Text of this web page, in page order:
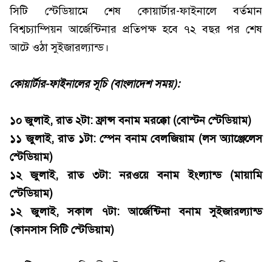
সিটি স্টেডিয়ামে শেষ কোয়ার্টার-ফাইনালে বর্তমান
বিশ্বচ্যাম্পিয়ন আর্জেন্টিনার প্রতিপক্ষ হবে ৭২ বছর পর শেষ
আটে ওঠা সুইজারল্যান্ড।
কোয়ার্টার-ফাইনালের সূচি (বাংলাদেশ সময়):
১০ জুলাই, রাত ২টা: ফ্রান্স বনাম মরক্কো (বোস্টন স্টেডিয়াম)
১১ জুলাই, রাত ১টা: স্পেন বনাম বেলজিয়াম (লস অ্যাঞ্জেলেস
স্টেডিয়াম)
১২ জুলাই, রাত ৩টা: নরওয়ে বনাম ইংল্যান্ড (মায়ামি
স্টেডিয়াম)
১২ জুলাই, সকাল ৭টা: আর্জেন্টিনা বনাম সুইজারল্যান্ড
(কানসাস সিটি স্টেডিয়াম)